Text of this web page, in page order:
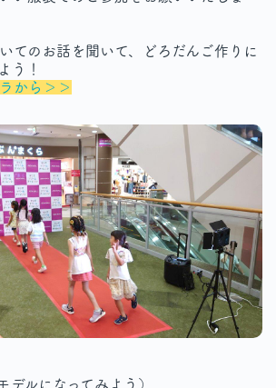
てのお話を聞いて、どろだんご作りに
う！
から＞＞
ルになってみよう）